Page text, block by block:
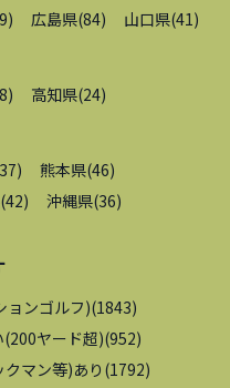
) 広島県(84) 山口県(41)
) 高知県(24)
37) 熊本県(46)
(42) 沖縄県(36)
ョンゴルフ)(1843)
(200ヤード超)(952)
マン等)あり (1792)